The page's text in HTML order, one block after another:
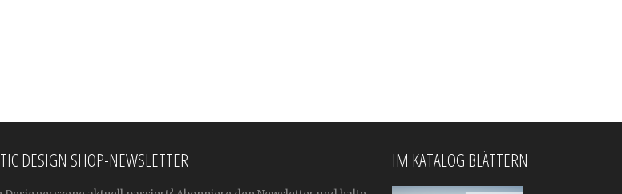
DESIGN SHOP-NEWSLETTER IM KATALOG BLÄTTERN